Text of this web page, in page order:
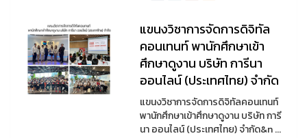
แขนงวิชาการจัดการดิจิทัล
คอนเทนท์ พานักศึกษาเข้า
ศึกษาดูงาน บริษัท การีนา
ออนไลน์ (ประเทศไทย) จํากัด
แขนงวิชาการจัดการดิจิทัลคอนเทนท์
พานักศึกษาเข้าศึกษาดูงาน บริษัท การี
นา ออนไลน์ (ประเทศไทย) จํากัด&n ...